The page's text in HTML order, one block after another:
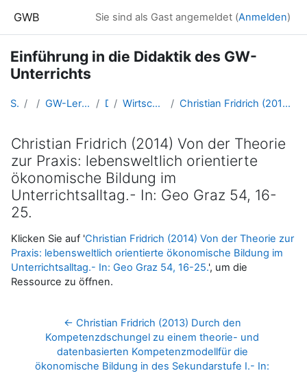
GWB Sie sind als Gast angemeldet (Anmelden)
Einführung in die Didaktik des GW-
Unterrichts
Startseite Kurse GW-Lernkurse aus der Fortbildung (und Ausbildung bis 2016) Didaktik GW Wirtschaftskunde - Lebensweltliche ökonomische Bildung Christian Fridrich (2014) Von der Theorie zur Praxis: lebensweltlich orientierte ökonomische Bildung im Unterrichtsalltag.- In: Geo Graz 54, 16-25.
Christian Fridrich (2014) Von der Theorie
zur Praxis: lebensweltlich orientierte
ökonomische Bildung im
Unterrichtsalltag.- In: Geo Graz 54, 16-
25.
Abschlussbedingungen
Klicken Sie auf 'Christian Fridrich (2014) Von der Theorie zur
Praxis: lebensweltlich orientierte ökonomische Bildung im
Unterrichtsalltag.- In: Geo Graz 54, 16-25.', um die
Ressource zu öffnen.
← Christian Fridrich (2013) Durch den
Kompetenzdschungel zu einem theorie- und
datenbasierten Kompetenzmodellfür die
ökonomische Bildung in des Sekundarstufe I.- In: